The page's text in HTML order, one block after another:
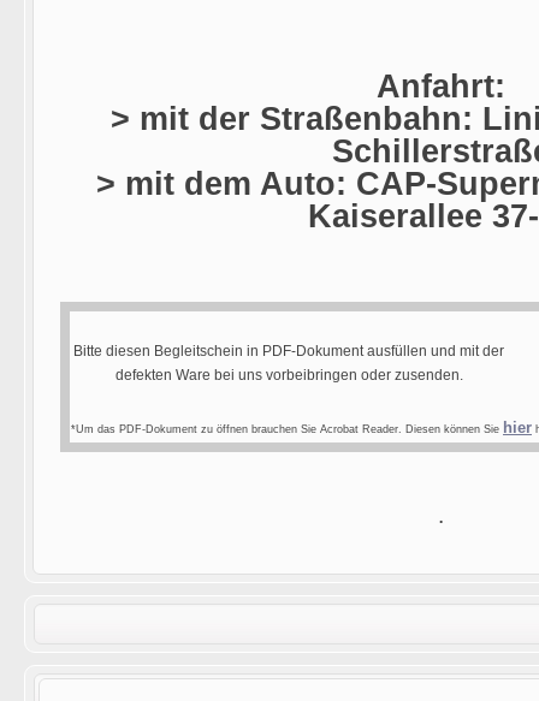
Anfahrt:
> mit der Straßenbahn:
> mit dem Auto: CAP-
Kaiserallee
Bitte diesen Begleitschein in PDF-Dokument ausfüllen und mit der
defekten Ware bei uns vorbeibringen oder zusenden.
*Um das PDF-Dokument zu öffnen brauchen Sie Acrobat Reader. Diesen können Sie hier
.